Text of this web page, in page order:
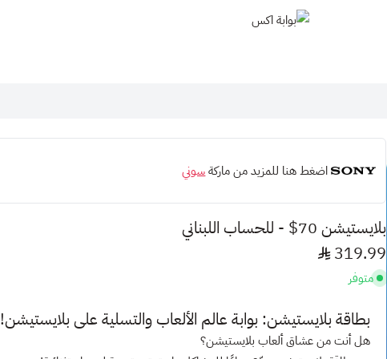
اضغط هنا للمزيد من ماركةسوني
بلايستيشن 70$ - للحساب اللبناني
319.99
متوفر
بطاقة بلايستيشن: بوابة عالم الألعاب والتسلية على بلايستيشن!
هل أنت من عشاق ألعاب بلايستيشن؟